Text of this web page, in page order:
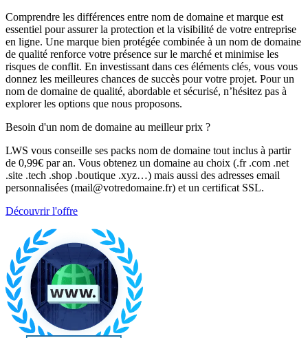
Comprendre les différences entre nom de domaine et marque est
essentiel pour assurer la protection et la visibilité de votre entreprise
en ligne. Une marque bien protégée combinée à un nom de domaine
de qualité renforce votre présence sur le marché et minimise les
risques de conflit. En investissant dans ces éléments clés, vous vous
donnez les meilleures chances de succès pour votre projet. Pour un
nom de domaine de qualité, abordable et sécurisé, n’hésitez pas à
explorer les options que nous proposons.
Besoin d'un nom de domaine au meilleur prix ?
LWS vous conseille ses packs nom de domaine tout inclus à partir
de 0,99€ par an. Vous obtenez un domaine au choix (.fr .com .net
.site .tech .shop .boutique .xyz…) mais aussi des adresses email
personnalisées (mail@votredomaine.fr) et un certificat SSL.
Découvrir l'offre